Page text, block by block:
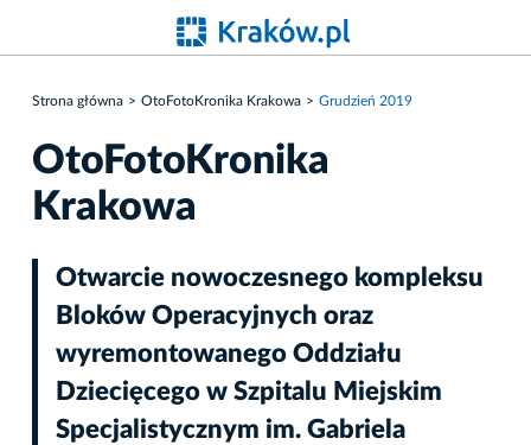
Strona główna OtoFotoKronika Krakowa Grudzień 2019
OtoFotoKronika
Krakowa
Otwarcie nowoczesnego kompleksu
Bloków Operacyjnych oraz
wyremontowanego Oddziału
Dziecięcego w Szpitalu Miejskim
Specjalistycznym im. Gabriela